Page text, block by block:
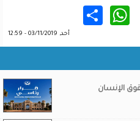
Twitter
WhatsApp
أحد, 03/11/2019 - 12:59
الإنسان